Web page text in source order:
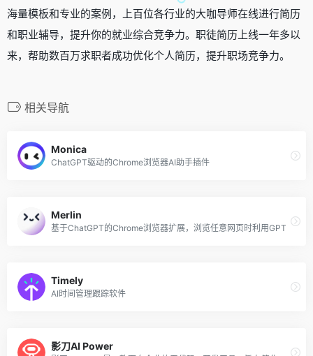
海量模板和专业的案例，上百位各行业的大咖导师在线进行简历
和职业辅导，提升你的就业综合竞争力。职徒简历上线一年多以
来，帮助数百万求职者成功优化个人简历，提升职场竞争力。
相关导航
Monica
ChatGPT驱动的Chrome浏览器AI助手插件
Merlin
基于ChatGPT的Chrome浏览器扩展，浏览任意网页时利用GPT
Timely
AI时间管理跟踪软件
影刀AI Power